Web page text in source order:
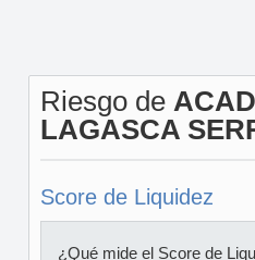
Riesgo de
LAGASCA
Score de Liquidez
¿Qué mide el Score de